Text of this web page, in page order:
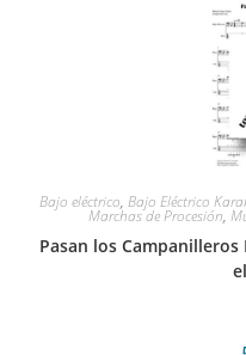
Bajo eléctrico, Bajo Eléctrico
Marchas de Procesión,
Pasan los